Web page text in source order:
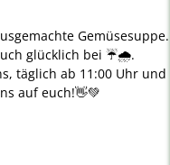
Gemüsesuppe.
glücklich bei ☔️🌧.
täglich ab 11:00 Uhr und
auf euch!👋💚